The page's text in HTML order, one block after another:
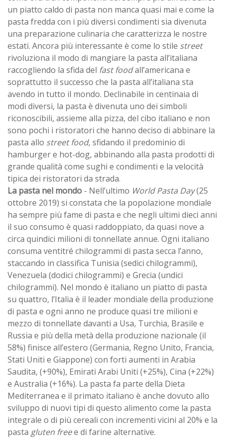
un piatto caldo di pasta non manca quasi mai e come la
pasta fredda con i più diversi condimenti sia divenuta
una preparazione culinaria che caratterizza le nostre
estati. Ancora più interessante è come lo stile street
rivoluziona il modo di mangiare la pasta all’italiana
raccogliendo la sfida del fast foodall’americana e
soprattutto il successo che la pasta all’italiana sta
avendo in tutto il mondo. Declinabile in centinaia di
modi diversi, la pasta è divenuta uno dei simboli
riconoscibili, assieme alla pizza, del cibo italiano e non
sono pochi i ristoratori che hanno deciso di abbinare la
pasta allo street food, sfidando il predominio di
hamburger e hot-dog, abbinando alla pasta prodotti di
grande qualità come sughi e condimenti e la velocità
tipica dei ristoratori da strada.
La pasta nel mondo - Nell’ultimo World Pasta Day(25
ottobre 2019) si constata che la popolazione mondiale
ha sempre più fame di pasta e che negli ultimi dieci anni
il suo consumo è quasi raddoppiato, da quasi nove a
circa quindici milioni di tonnellate annue. Ogni italiano
consuma ventitré chilogrammi di pasta secca l’anno,
staccando in classifica Tunisia (sedici chilogrammi),
Venezuela (dodici chilogrammi) e Grecia (undici
chilogrammi). Nel mondo è italiano un piatto di pasta
su quattro, l’Italia è il leader mondiale della produzione
di pasta e ogni anno ne produce quasi tre milioni e
mezzo di tonnellate davanti a Usa, Turchia, Brasile e
Russia e più della metà della produzione nazionale (il
58%) finisce all’estero (Germania, Regno Unito, Francia,
Stati Uniti e Giappone) con forti aumenti in Arabia
Saudita, (+90%), Emirati Arabi Uniti (+25%), Cina (+22%)
e Australia (+16%). La pasta fa parte della Dieta
Mediterranea e il primato italiano è anche dovuto allo
sviluppo di nuovi tipi di questo alimento come la pasta
integrale o di più cereali con incrementi vicini al 20% e la
pasta gluten freee di farine alternative.